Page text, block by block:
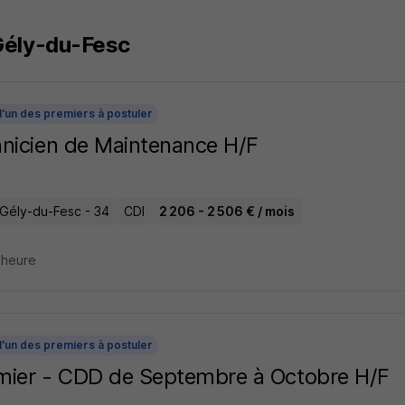
du-Fesc
des premiers à postuler
de Maintenance H/F
du-Fesc - 34 CDI 2 206 - 2 506 € / mois
des premiers à postuler
- CDD de Septembre à Octobre H/F